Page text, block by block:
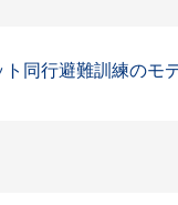
同行避難訓練のモ